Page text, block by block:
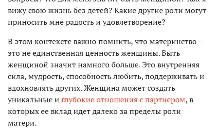
вижу свою жизнь без детей? Какие другие роли могут
приносить мне радость и удовлетворение?
В этом контексте важно помнить, что материнство —
это не единственная ценность женщины. Быть
женщиной значит намного больше. Это внутренняя
сила, мудрость, способность любить, поддерживать и
вдохновлять других. Женщина может создать
уникальные и глубокие отношения с партнером, в
которых ее вклад идет далеко за пределы роли
матери.